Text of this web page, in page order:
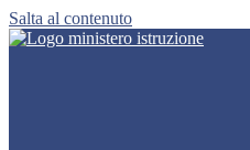
Salta al contenuto